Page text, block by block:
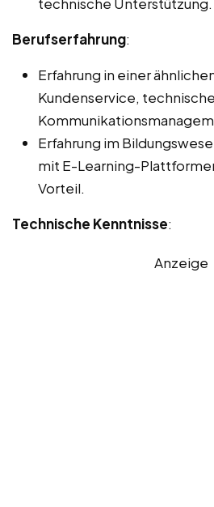
Berufserfahrung:
Erfahrung in einer
Kundenservice,
Erfahrung im
mit E-Learning-
Vorteil.
Technische Kenntnisse:
Anzeige